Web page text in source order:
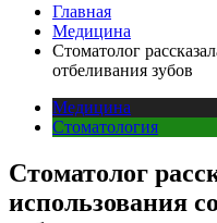
Главная
Медицина
Стоматолог
отбеливания зубов
Медицина
Стоматология
Стоматолог
использования